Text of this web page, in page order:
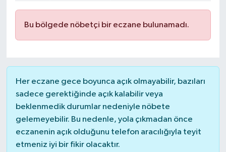
Bu bölgede nöbetçi bir eczane bulunamadı.
Her eczane gece boyunca açık olmayabilir, bazıları
sadece gerektiğinde açık kalabilir veya
beklenmedik durumlar nedeniyle nöbete
gelemeyebilir. Bu nedenle, yola çıkmadan önce
eczanenin açık olduğunu telefon aracılığıyla teyit
etmeniz iyi bir fikir olacaktır.